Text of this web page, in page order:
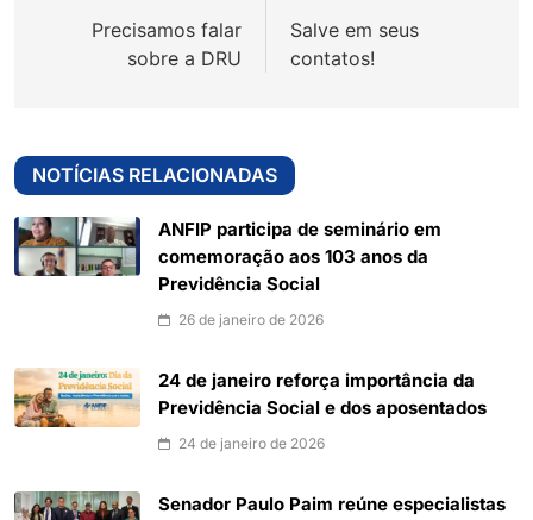
Post
Precisamos falar
sobre a DRU
Salve em seus
contatos!
NOTÍCIAS RELACIONADAS
ANFIP participa de seminário em
comemoração aos 103 anos da
Previdência Social
26 de janeiro de 2026
24 de janeiro reforça importância da
Previdência Social e dos aposentados
24 de janeiro de 2026
Senador Paulo Paim reúne especialistas